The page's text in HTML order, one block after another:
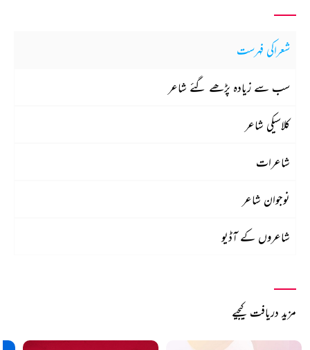
شعراکی فہرست
سب سے زیادہ پڑھے گئے شاعر
کلاسیکی شاعر
شاعرات
نوجوان شاعر
شاعروں کے آڈیو
مزید دریافت کیجیے